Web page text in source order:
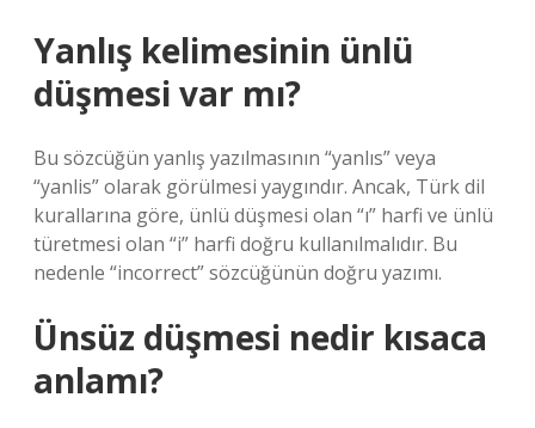
Yanlış kelimesinin ünlü
düşmesi var mı?
Bu sözcüğün yanlış yazılmasının “yanlıs” veya
“yanlis” olarak görülmesi yaygındır. Ancak, Türk dil
kurallarına göre, ünlü düşmesi olan “ı” harfi ve ünlü
türetmesi olan “i” harfi doğru kullanılmalıdır. Bu
nedenle “incorrect” sözcüğünün doğru yazımı.
Ünsüz düşmesi nedir kısaca
anlamı?